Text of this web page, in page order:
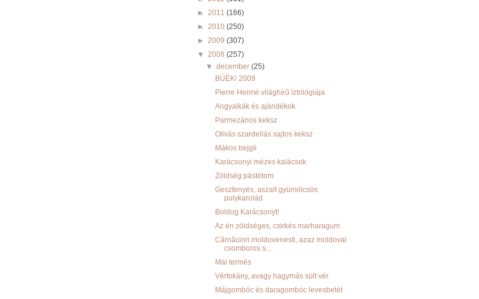
► 2011 (166)
► 2010 (250)
► 2009 (307)
▼ 2008 (257)
▼december(25)
BÚÉK! 2009
Pierre Hermé világhírű íztrilógiája
Angyalkák és ajándékok
Parmezános keksz
Olivás szardellás sajtos keksz
Mákos bejgli
Karácsonyi mézes kalácsok
Zöldség pástétom
Gesztenyés, aszalt gyümölcsös
pulykarolád
Boldog Karácsonyt!
Az én zöldséges, csirkés marharagum
Cârnăciori moldovenesti, azaz moldovai
csomboros s...
Mai termés
Vértokány, avagy hagymás sült vér
Májgombóc és daragombóc levesbetét